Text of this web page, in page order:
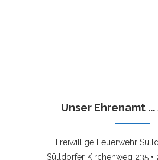
Unser Ehrenamt
Freiwillige Feuerwehr
Sülldorfer Kirchenweg 235 •